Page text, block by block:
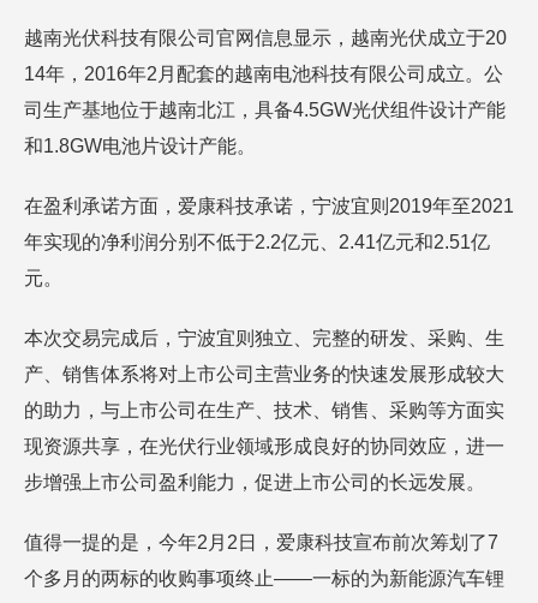
越南光伏科技有限公司官网信息显示，越南光伏成立于20
14年，2016年2月配套的越南电池科技有限公司成立。公
司生产基地位于越南北江，具备4.5GW光伏组件设计产能
和1.8GW电池片设计产能。
在盈利承诺方面，爱康科技承诺，宁波宜则2019年至2021
年实现的净利润分别不低于2.2亿元、2.41亿元和2.51亿
元。
本次交易完成后，宁波宜则独立、完整的研发、采购、生
产、销售体系将对上市公司主营业务的快速发展形成较大
的助力，与上市公司在生产、技术、销售、采购等方面实
现资源共享，在光伏行业领域形成良好的协同效应，进一
步增强上市公司盈利能力，促进上市公司的长远发展。
值得一提的是，今年2月2日，爱康科技宣布前次筹划了7
个多月的两标的收购事项终止——一标的为新能源汽车锂